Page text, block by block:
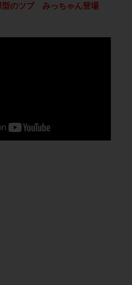
型のツブ みっちゃん登場